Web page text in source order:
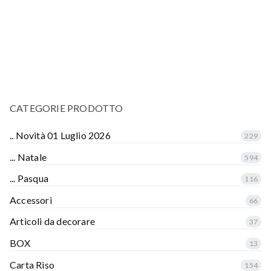
CATEGORIE PRODOTTO
.. Novità 01 Luglio 2026 229
... Natale 594
... Pasqua 116
Accessori 66
Articoli da decorare 37
BOX 13
Carta Riso 154